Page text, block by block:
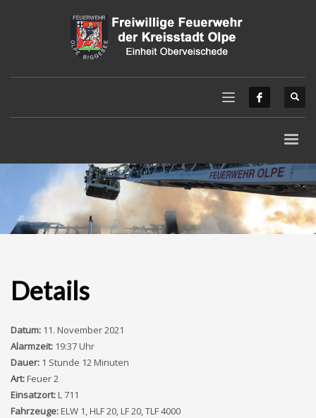
Details
Datum: 11. November 2021
Alarmzeit: 19:37 Uhr
Dauer: 1 Stunde 12 Minuten
Art:Feuer 2
Einsatzort:L 711
Fahrzeuge:ELW 1, HLF 20, LF 20, TLF 4000